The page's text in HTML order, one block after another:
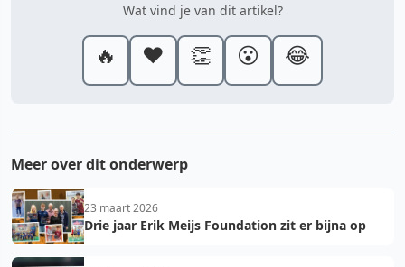
Wat vind je van dit artikel?
🔥 ❤️ 👏 😮 😂
Meer over dit onderwerp
23 maart 2026
Drie jaar Erik Meijs Foundation zit er bijna op